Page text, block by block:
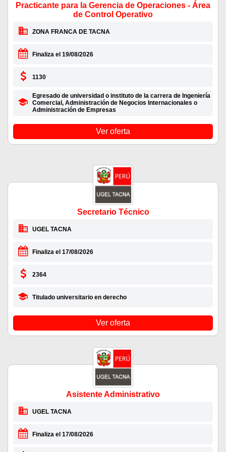
Practicante para la Gerencia de Operaciones - Área
de Control Operativo
ZONA FRANCA DE TACNA
Finaliza el 19/08/2026
1130
Egresado de universidad o instituto de la carrera de Ingeniería
Comercial, Administración de Negocios Internacionales o
Administración de Empresas
Ver oferta
Secretario Técnico
UGEL TACNA
Finaliza el 17/08/2026
2364
Titulado universitario en derecho
Ver oferta
Asistente Administrativo
UGEL TACNA
Finaliza el 17/08/2026